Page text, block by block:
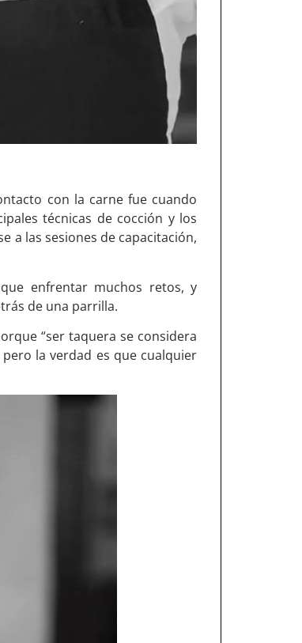
con la carne fue cuando
técnicas de cocción y los
a las sesiones de capacitación,
enfrentar muchos retos, y
de una parrilla.
“ser taquera se considera
la verdad es que cualquier